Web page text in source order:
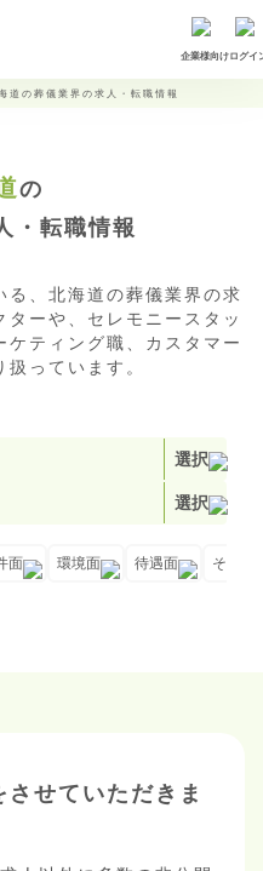
企業様向けログイ
道の葬儀業界の求人・転職情報
の
・転職情報
、北海道の葬儀業界の求
ーや、セレモニースタッ
ティング職、カスタマー
っています。
選択
選択
面 環境面 待遇面 その他
させていただきま